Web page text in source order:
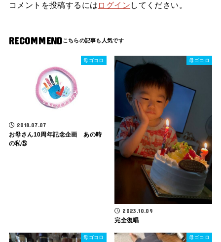
コメントを投稿するには ログイン してください。
RECOMMEND
母ゴコロ
2018.07.07
お母さん10周年記念企画 あの時
の私⑤
母ゴコロ
2023.10.09
完全復唱
母ゴコロ 母ゴコロ